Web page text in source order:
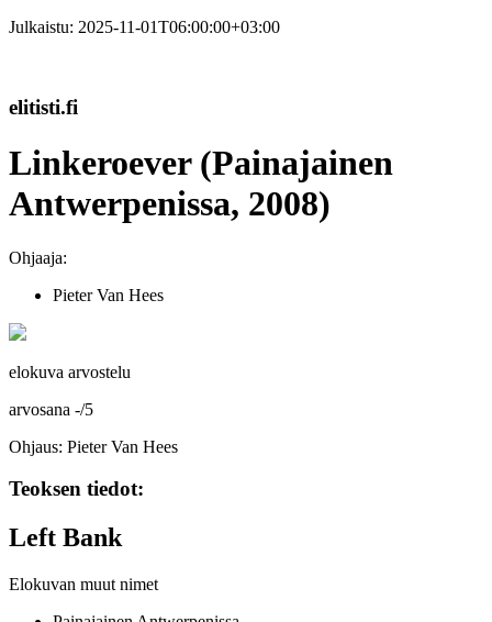
Julkaistu: 2025-11-01T06:00:00+03:00
elitisti.fi
Linkeroever (Painajainen
Antwerpenissa, 2008)
Ohjaaja:
Pieter Van Hees
elokuva arvostelu
arvosana -/5
Ohjaus: Pieter Van Hees
Teoksen tiedot:
Left Bank
Elokuvan muut nimet